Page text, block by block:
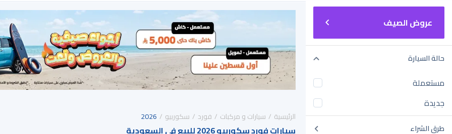
عروض الصيف
حالة السيارة
مستعملة
جديدة
طرق الشراء
الرئيسية سيارات و مركبات فورد سكوربيو 2026
سيارات فورد سكوربيو 2026 للبيع في السعودية